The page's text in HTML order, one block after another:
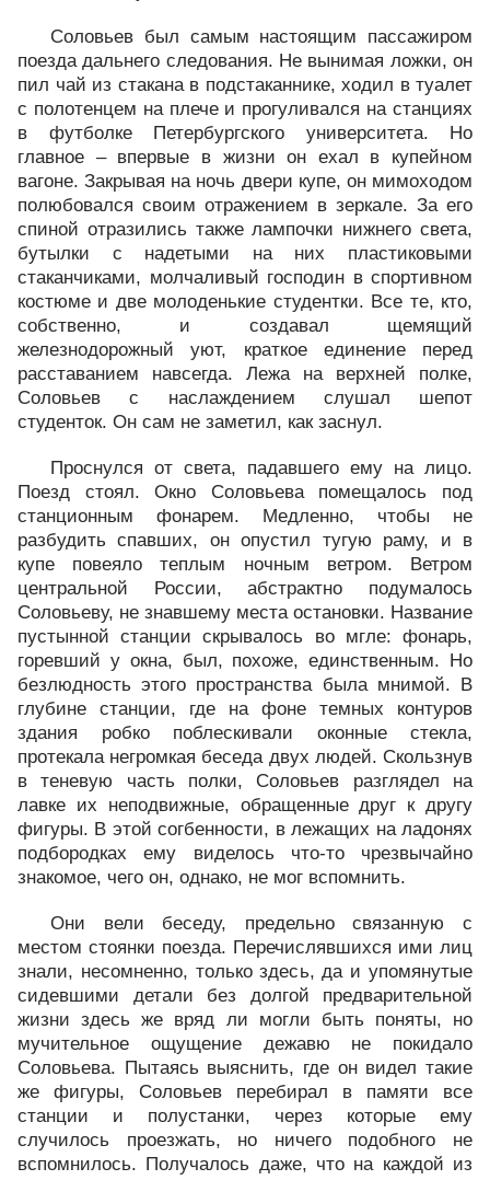
Соловьев был самым настоящим пассажиром
поезда дальнего следования. Не вынимая ложки, он
пил чай из стакана в подстаканнике, ходил в туалет
с полотенцем на плече и прогуливался на станциях
в футболке Петербургского университета. Но
главное – впервые в жизни он ехал в купейном
вагоне. Закрывая на ночь двери купе, он мимоходом
полюбовался своим отражением в зеркале. За его
спиной отразились также лампочки нижнего света,
бутылки с надетыми на них пластиковыми
стаканчиками, молчаливый господин в спортивном
костюме и две молоденькие студентки. Все те, кто,
собственно, и создавал щемящий
железнодорожный уют, краткое единение перед
расставанием навсегда. Лежа на верхней полке,
Соловьев с наслаждением слушал шепот
студенток. Он сам не заметил, как заснул.
Проснулся от света, падавшего ему на лицо.
Поезд стоял. Окно Соловьева помещалось под
станционным фонарем. Медленно, чтобы не
разбудить спавших, он опустил тугую раму, и в
купе повеяло теплым ночным ветром. Ветром
центральной России, абстрактно подумалось
Соловьеву, не знавшему места остановки. Название
пустынной станции скрывалось во мгле: фонарь,
горевший у окна, был, похоже, единственным. Но
безлюдность этого пространства была мнимой. В
глубине станции, где на фоне темных контуров
здания робко поблескивали оконные стекла,
протекала негромкая беседа двух людей. Скользнув
в теневую часть полки, Соловьев разглядел на
лавке их неподвижные, обращенные друг к другу
фигуры. В этой согбенности, в лежащих на ладонях
подбородках ему виделось что-то чрезвычайно
знакомое, чего он, однако, не мог вспомнить.
Они вели беседу, предельно связанную с
местом стоянки поезда. Перечислявшихся ими лиц
знали, несомненно, только здесь, да и упомянутые
сидевшими детали без долгой предварительной
жизни здесь же вряд ли могли быть поняты, но
мучительное ощущение дежавю не покидало
Соловьева. Пытаясь выяснить, где он видел такие
же фигуры, Соловьев перебирал в памяти все
станции и полустанки, через которые ему
случилось проезжать, но ничего подобного не
вспомнилось. Получалось даже, что на каждой из